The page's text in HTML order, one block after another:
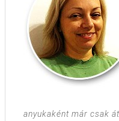
anyukaként már csak